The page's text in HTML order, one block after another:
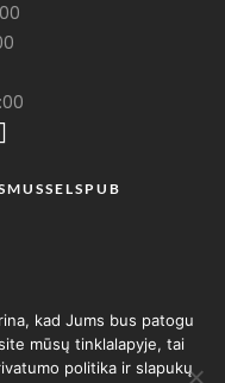
kad Jums bus patogu
mūsų tinklalapyje, tai
politika ir slapukų